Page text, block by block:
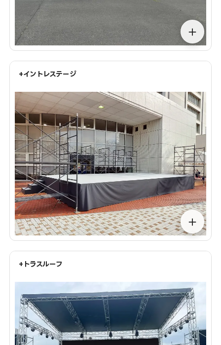
＋
+イントレステージ
＋
+トラスルーフ